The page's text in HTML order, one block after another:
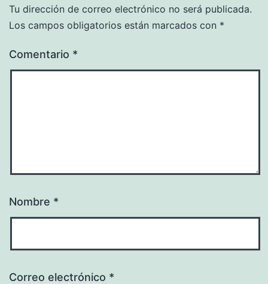
Tu dirección de correo electrónico no será publicada.
Los campos obligatorios están marcados con *
Comentario *
Nombre *
Correo electrónico *